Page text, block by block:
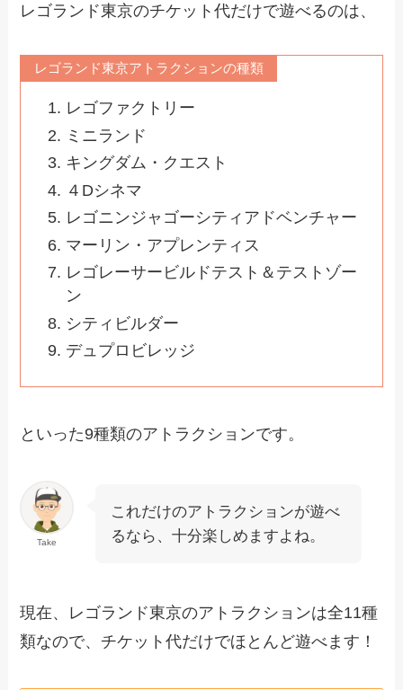
レゴランド東京のチケット代だけで遊べるのは、
レゴランド東京アトラクションの種類
レゴファクトリー
ミニランド
キングダム・クエスト
４Dシネマ
レゴニンジャゴーシティアドベンチャー
マーリン・アプレンティス
レゴレーサービルドテスト＆テストゾー
ン
シティビルダー
デュプロビレッジ
といった9種類のアトラクションです。
Take
これだけのアトラクションが遊べ
るなら、十分楽しめますよね。
現在、レゴランド東京のアトラクションは全11種
類なので、チケット代だけでほとんど遊べます！